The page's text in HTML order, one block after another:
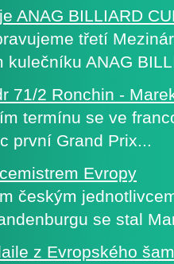
ANAG BILLIARD
třetí
kulečníku ANAG
71/2 Ronchin -
termínu se ve
první Grand Prix...
Evropy
českým
se stal
z Evropského